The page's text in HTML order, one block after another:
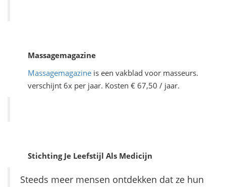
Massagemagazine
Massagemagazine is een vakblad voor masseurs.
verschijnt 6x per jaar. Kosten € 67,50 / jaar.
Stichting Je Leefstijl Als Medicijn
Steeds meer mensen ontdekken dat ze hun